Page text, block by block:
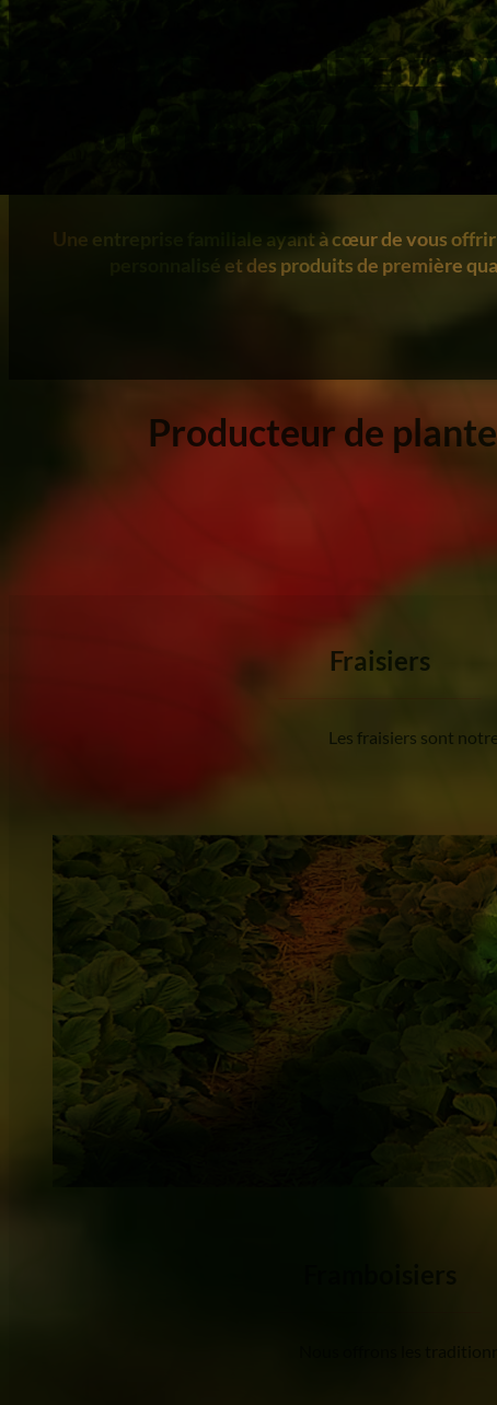
Expertise et
de chacun de
Une entreprise familiale ayant à cœur de vous
personnalisé et des produits de première
Producteur de
Fraisiers
Les fraisiers sont
Nous offrons les